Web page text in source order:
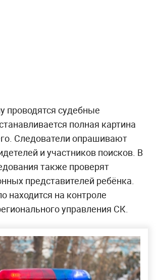
проводятся судебные
полная картина
Следователи опрашивают
и участников поисков. В
также проверят
представителей ребёнка.
находится на контроле
управления СК.